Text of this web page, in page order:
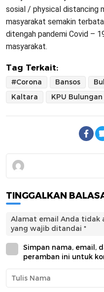
sosial / physical distancing
masyarakat semakin
ditengah pandemi Covid –
masyarakat.
Tag Terkait:
#Corona Bansos
Kaltara
KPU Bulungan
TINGGALKAN
Alamat email Anda tidak
yang wajib ditandai *
Simpan nama, email,
peramban ini untuk